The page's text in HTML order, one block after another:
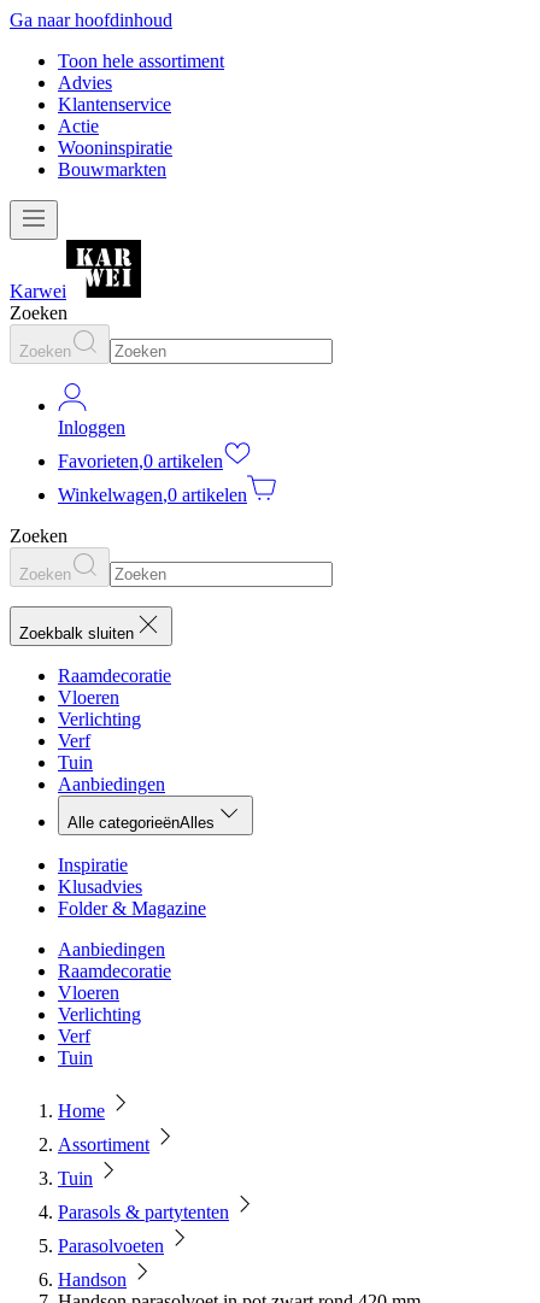
Ga naar hoofdinhoud
Toon hele assortiment
Advies
Klantenservice
Actie
Wooninspiratie
Bouwmarkten
Karwei
Zoeken
Zoeken
Inloggen
Favorieten,0 artikelen
Winkelwagen,0 artikelen
Zoeken
Zoeken
Zoekbalk sluiten
Raamdecoratie
Vloeren
Verlichting
Verf
Tuin
Aanbiedingen
Alle categorieënAlles
Inspiratie
Klusadvies
Folder & Magazine
Aanbiedingen
Raamdecoratie
Vloeren
Verlichting
Verf
Tuin
Home
Assortiment
Tuin
Parasols & partytenten
Parasolvoeten
Handson